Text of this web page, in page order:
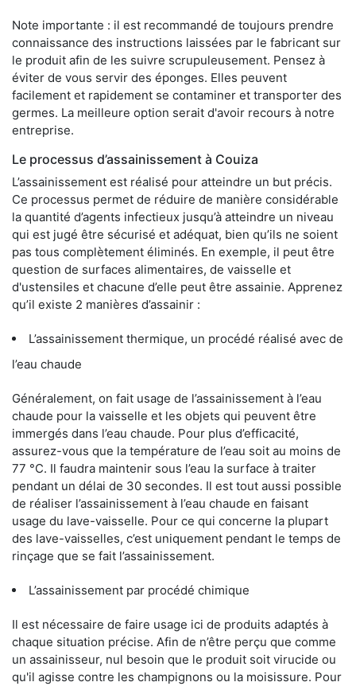
Note importante : il est recommandé de toujours prendre
connaissance des instructions laissées par le fabricant sur
le produit afin de les suivre scrupuleusement. Pensez à
éviter de vous servir des éponges. Elles peuvent
facilement et rapidement se contaminer et transporter des
germes. La meilleure option serait d'avoir recours à notre
entreprise.
Le processus d’assainissement à Couiza
L’assainissement est réalisé pour atteindre un but précis.
Ce processus permet de réduire de manière considérable
la quantité d’agents infectieux jusqu’à atteindre un niveau
qui est jugé être sécurisé et adéquat, bien qu’ils ne soient
pas tous complètement éliminés. En exemple, il peut être
question de surfaces alimentaires, de vaisselle et
d'ustensiles et chacune d’elle peut être assainie. Apprenez
qu’il existe 2 manières d’assainir :
L’assainissement thermique, un procédé réalisé avec de
l’eau chaude
Généralement, on fait usage de l’assainissement à l’eau
chaude pour la vaisselle et les objets qui peuvent être
immergés dans l’eau chaude. Pour plus d’efficacité,
assurez-vous que la température de l’eau soit au moins de
77 °C. Il faudra maintenir sous l’eau la surface à traiter
pendant un délai de 30 secondes. Il est tout aussi possible
de réaliser l’assainissement à l’eau chaude en faisant
usage du lave-vaisselle. Pour ce qui concerne la plupart
des lave-vaisselles, c’est uniquement pendant le temps de
rinçage que se fait l’assainissement.
L’assainissement par procédé chimique
Il est nécessaire de faire usage ici de produits adaptés à
chaque situation précise. Afin de n’être perçu que comme
un assainisseur, nul besoin que le produit soit virucide ou
qu'il agisse contre les champignons ou la moisissure. Pour